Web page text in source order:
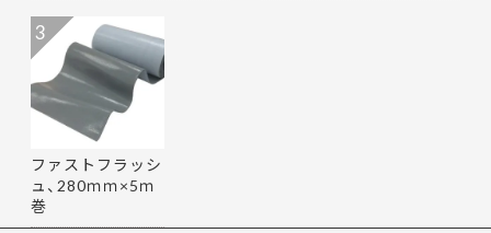
ファストフラッシ
ュ、280ｍｍ×5ｍ
巻
3